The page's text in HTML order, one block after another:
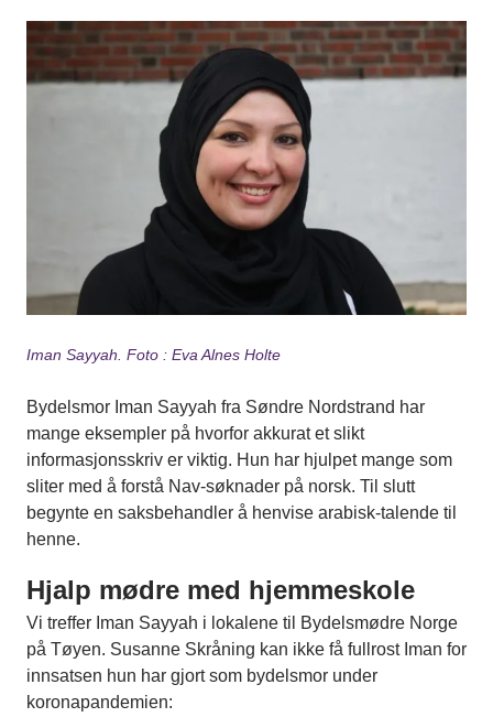
Iman Sayyah. Foto : Eva Alnes Holte
Bydelsmor Iman Sayyah fra Søndre Nordstrand har
mange eksempler på hvorfor akkurat et slikt
informasjonsskriv er viktig. Hun har hjulpet mange som
sliter med å forstå Nav-søknader på norsk. Til slutt
begynte en saksbehandler å henvise arabisk-talende til
henne.
Hjalp mødre med hjemmeskole
Vi treffer Iman Sayyah i lokalene til Bydelsmødre Norge
på Tøyen. Susanne Skråning kan ikke få fullrost Iman for
innsatsen hun har gjort som bydelsmor under
koronapandemien: